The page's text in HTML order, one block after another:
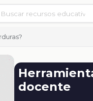
docente